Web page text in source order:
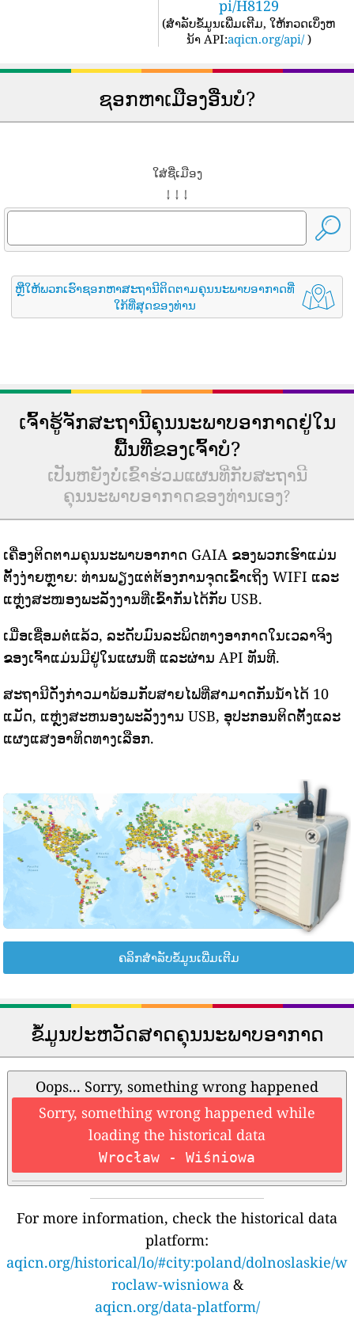
pi/H8129
(ສໍາລັບຂໍ້ມູນເພີ່ມເຕີມ, ໃຫ້ກວດເບິ່ງຫ
ນ້າ API:aqicn.org/api/ )
ຊອກຫາເມືອງອື່ນບໍ?
ໃສ່ຊື່ເມືອງ
↓ ↓ ↓
ຫຼືໃຫ້ພວກເຮົາຊອກຫາສະຖານີຕິດຕາມຄຸນນະພາບອາກາດທີ່
ໃກ້ທີ່ສຸດຂອງທ່ານ
ເຈົ້າຮູ້ຈັກສະຖານີຄຸນນະພາບອາກາດຢູ່ໃນ
ພື້ນທີ່ຂອງເຈົ້າບໍ?
ເປັນຫຍັງບໍ່ເຂົ້າຮ່ວມແຜນທີ່ກັບສະຖານີ
ຄຸນນະພາບອາກາດຂອງທ່ານເອງ?
ເຄື່ອງຕິດຕາມຄຸນນະພາບອາກາດ GAIA ຂອງພວກເຮົາແມ່ນ
ຕັ້ງງ່າຍຫຼາຍ: ທ່ານພຽງແຕ່ຕ້ອງການຈຸດເຂົ້າເຖິງ WIFI ແລະ
ແຫຼ່ງສະໜອງພະລັງງານທີ່ເຂົ້າກັນໄດ້ກັບ USB.
ເມື່ອເຊື່ອມຕໍ່ແລ້ວ, ລະດັບມົນລະພິດທາງອາກາດໃນເວລາຈິງ
ຂອງເຈົ້າແມ່ນມີຢູ່ໃນແຜນທີ່ ແລະຜ່ານ API ທັນທີ.
ສະຖານີດັ່ງກ່າວມາພ້ອມກັບສາຍໄຟທີ່ສາມາດກັນນ້ໍາໄດ້ 10
ແມັດ, ແຫຼ່ງສະຫນອງພະລັງງານ USB, ອຸປະກອນຕິດຕັ້ງແລະ
ແຜງແສງອາທິດທາງເລືອກ.
ຄລິກສຳລັບຂໍ້ມູນເພີ່ມເຕີມ
ຂໍ້ມູນປະຫວັດສາດຄຸນນະພາບອາກາດ
Oops... Sorry, something wrong happened
Sorry, something wrong happened while
loading the historical data
Wrocław - Wiśniowa
For more information, check the historical data
platform:
aqicn.org/historical/lo/#city:poland/dolnoslaskie/w
roclaw-wisniowa &
aqicn.org/data-platform/